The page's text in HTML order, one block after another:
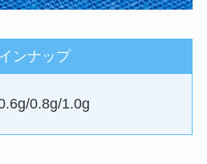
ンナップ
0.8g/1.0g